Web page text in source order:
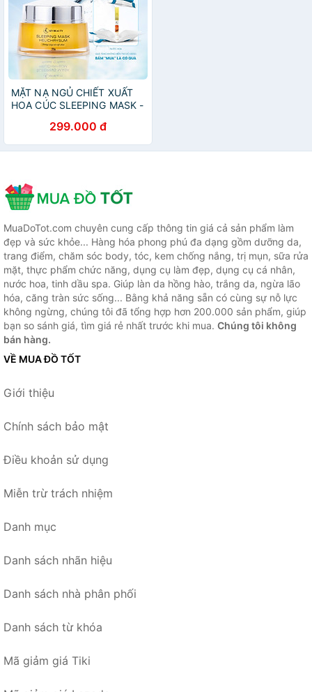
MẶT NẠ NGỦ CHIẾT XUẤT
HOA CÚC SLEEPING MASK -
299.000 đ
MuaDoTot.com chuyên cung cấp thông tin giá cả sản phẩm làm
đẹp và sức khỏe... Hàng hóa phong phú đa dạng gồm dưỡng da,
trang điểm, chăm sóc body, tóc, kem chống nắng, trị mụn, sữa rửa
mặt, thực phẩm chức năng, dụng cụ làm đẹp, dụng cụ cá nhân,
nước hoa, tinh dầu spa. Giúp làn da hồng hào, trắng da, ngừa lão
hóa, căng tràn sức sống... Bằng khả năng sẵn có cùng sự nỗ lực
không ngừng, chúng tôi đã tổng hợp hơn 200.000 sản phẩm, giúp
bạn so sánh giá, tìm giá rẻ nhất trước khi mua. Chúng tôi không
bán hàng.
VỀ MUA ĐỒ TỐT
Giới thiệu
Chính sách bảo mật
Điều khoản sử dụng
Miễn trừ trách nhiệm
Danh mục
Danh sách nhãn hiệu
Danh sách nhà phân phối
Danh sách từ khóa
Mã giảm giá Tiki